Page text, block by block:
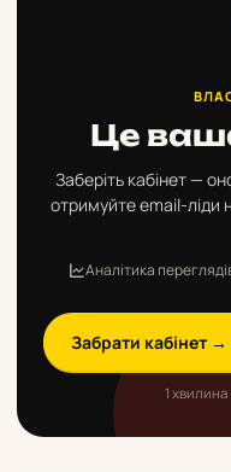
Це
Заберіть кабінет —
отримуйте email-ліди
Аналітика
Забрати кабінет →
1